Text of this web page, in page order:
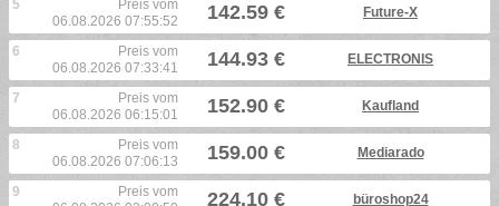
5
Preis vom
06.08.2026 07:55:52
142.59 € Future-X
6
Preis vom
06.08.2026 07:33:41
144.93 € ELECTRONIS
7
Preis vom
06.08.2026 06:15:01
152.90 € Kaufland
8
Preis vom
06.08.2026 07:06:13
159.00 € Mediarado
9
Preis vom
224.10 € büroshop24